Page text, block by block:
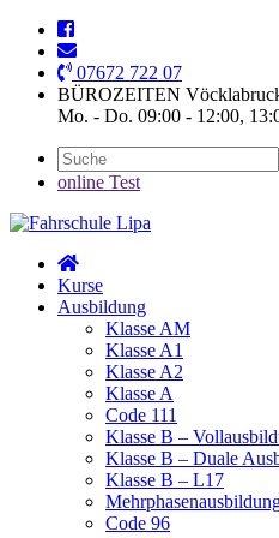
07672 722 07
BÜROZEITEN
Mo. - Do. 09:00 - 12:00,
online Test
Kurse
Ausbildung
Klasse AM
Klasse A1
Klasse A2
Klasse A
Code 111
Klasse B –
Klasse B – Duale
Klasse B – L17
Code 96